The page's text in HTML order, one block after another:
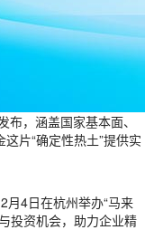
，涵盖国家基本面、
片“确定性热土”提供实
月4日在杭州举办“马来
投资机会，助力企业精